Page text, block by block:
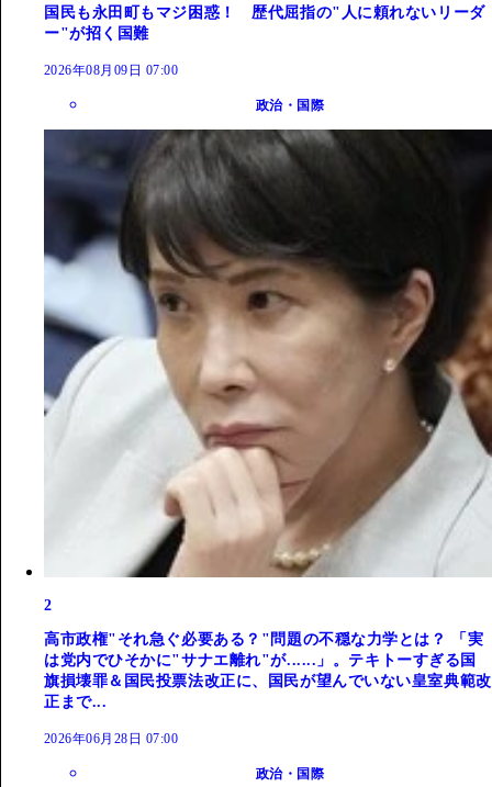
国民も永田町もマジ困惑！ 歴代屈指の"人に頼れないリーダ
ー"が招く国難
2026年08月09日 07:00
政治・国際
2
高市政権"それ急ぐ必要ある？"問題の不穏な力学とは？ 「実
は党内でひそかに"サナエ離れ"が......」。テキトーすぎる国
旗損壊罪＆国民投票法改正に、国民が望んでいない皇室典範改
正まで...
2026年06月28日 07:00
政治・国際